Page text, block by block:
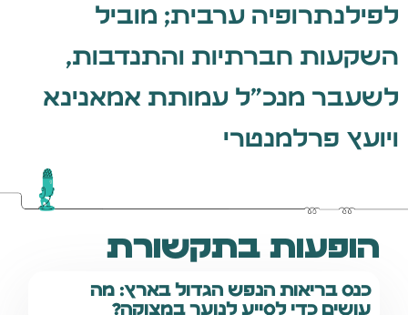
לפילנתרופיה ערבית; מוביל
השקעות חברתיות והתנדבות,
לשעבר מנכ״ל עמותת אמאנינא
ויועץ פרלמנטרי
הופעות בתקשורת
כנס בריאות הנפש הגדול בארץ: מה
עושים כדי לסייע לנוער במצוקה?